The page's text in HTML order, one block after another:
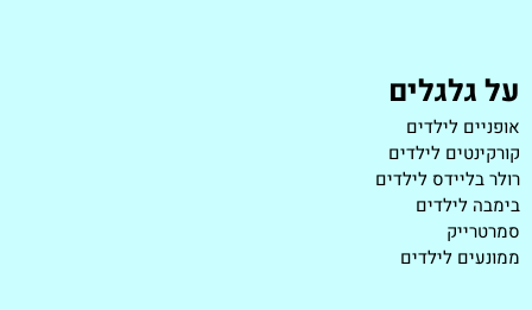
על גלגלים
אופניים לילדים
קורקינטים לילדים
רולר בליידס לילדים
בימבה לילדים
סמרטרייק
ממונעים לילדים